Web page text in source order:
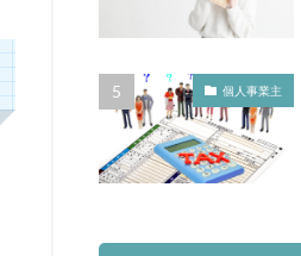
個人事業主